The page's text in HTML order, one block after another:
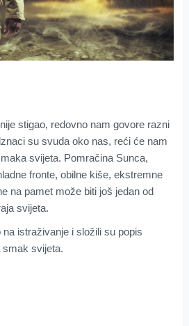
stigao, redovno nam govore razni
su svuda oko nas, reći će nam
svijeta. Pomračina Sunca,
fronte, obilne kiše, ekstremne
na pamet može biti još jedan od
svijeta.
istraživanje i složili su popis
smak svijeta.